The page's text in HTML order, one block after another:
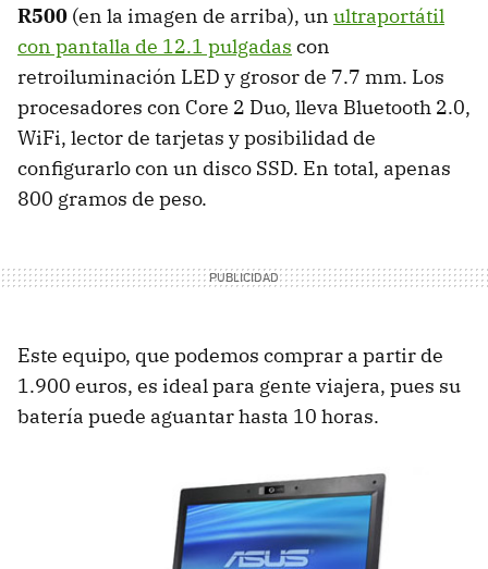
R500 (en la imagen de arriba), un ultraportátil
con pantalla de 12.1 pulgadas con
retroiluminación LED y grosor de 7.7 mm. Los
procesadores con Core 2 Duo, lleva Bluetooth 2.0,
WiFi, lector de tarjetas y posibilidad de
configurarlo con un disco SSD. En total, apenas
800 gramos de peso.
Este equipo, que podemos comprar a partir de
1.900 euros, es ideal para gente viajera, pues su
batería puede aguantar hasta 10 horas.